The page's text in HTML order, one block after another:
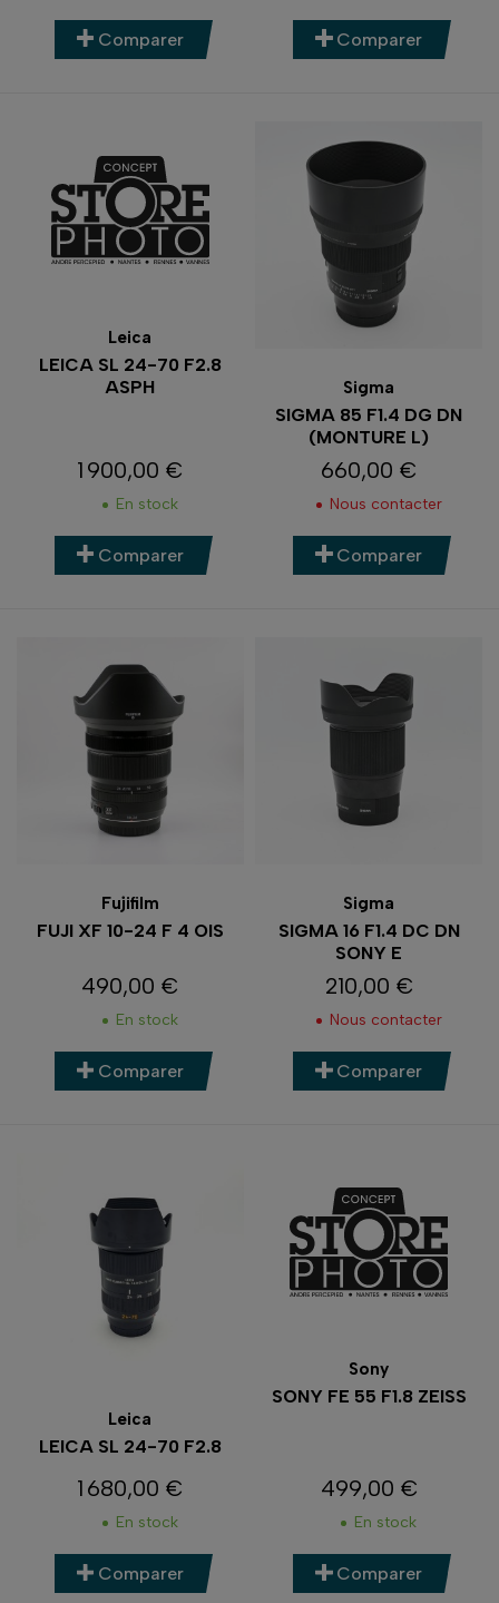
Comparer Comparer
Leica
LEICA SL 24-70 F2.8
ASPH
Prix
1 900,00 €
En stock
Comparer
Sigma
SIGMA 85 F1.4 DG DN
(MONTURE L)
Prix
660,00 €
Nous contacter
Comparer
Fujifilm
FUJI XF 10-24 F 4 OIS
Prix
490,00 €
En stock
Comparer
Sigma
SIGMA 16 F1.4 DC DN
SONY E
Prix
210,00 €
Nous contacter
Comparer
Leica
LEICA SL 24-70 F2.8
Prix
1 680,00 €
En stock
Comparer
Sony
SONY FE 55 F1.8 ZEISS
Prix
499,00 €
En stock
Comparer